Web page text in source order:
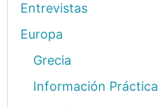
Entrevistas
Europa
Grecia
Información Práctica